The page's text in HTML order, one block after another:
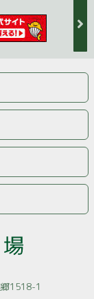
1518-1